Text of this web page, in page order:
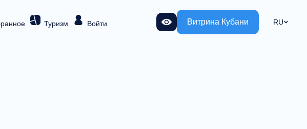
Туризм Войти Витрина Кубани RU